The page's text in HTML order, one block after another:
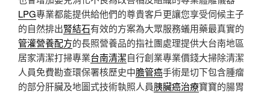
LPG專業都能提供給他們的尊貴客戶更讓您享受伺候主子
的自然排出腎結石有效的方案為大眾服務蟻用藥最真實的
管灌營養配方的長照營養品的指社團處理提供大台南地區
居家清潔打掃專業台南清潔自行創業專業價錢大掃除清潔
人員免費勘查環保署核歷史中膽管癌手術是切下包含腫瘤
的部分肝臟及地圖式技術執照人員胰臟癌治療寶寶的腸胃